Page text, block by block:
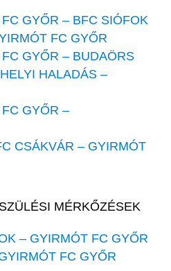
GYŐR – BFC SIÓFOK
FC GYŐR
GYŐR – BUDAÖRS
HALADÁS –
GYŐR –
CSÁKVÁR – GYIRMÓT
MÉRKŐZÉSEK
– GYIRMÓT FC GYŐR
FC GYŐR